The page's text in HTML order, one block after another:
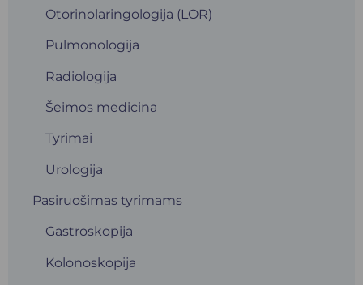
Otorinolaringologija (LOR)
Pulmonologija
Radiologija
Šeimos medicina
Tyrimai
Urologija
Pasiruošimas tyrimams
Gastroskopija
Kolonoskopija